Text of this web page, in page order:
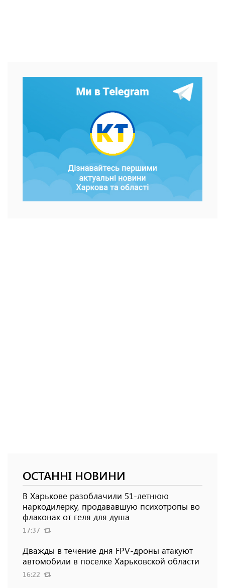
ОСТАННІ НОВИНИ
В Харькове разоблачили 51-летнюю
наркодилерку, продававшую психотропы во
флаконах от геля для душа
17:37
Дважды в течение дня FPV-дроны атакуют
автомобили в поселке Харьковской области
16:22